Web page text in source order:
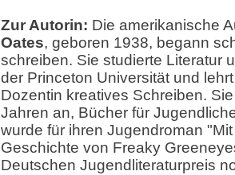
Zur Autorin: Die amerikanische
Oates, geboren 1938, begann
schreiben. Sie studierte Literatur
der Princeton Universität und
Dozentin kreatives Schreiben.
Jahren an, Bücher für
wurde für ihren Jugendroman
Geschichte von Freaky
Deutschen Jugendliteraturpreis